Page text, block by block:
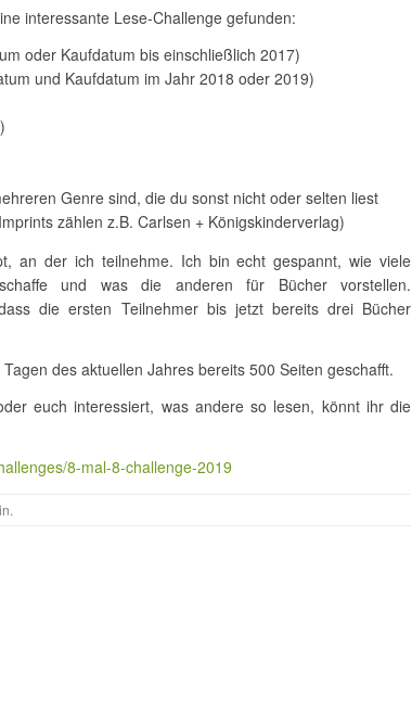
interessante Lese-Challenge gefunden:
oder Kaufdatum bis einschließlich 2017)
und Kaufdatum im Jahr 2018 oder 2019)
Genre sind, die du sonst nicht oder selten liest
zählen z.B. Carlsen + Königskinderverlag)
an der ich teilnehme. Ich bin echt gespannt, wie viele
und was die anderen für Bücher vorstellen.
die ersten Teilnehmer bis jetzt bereits drei Bücher
des aktuellen Jahres bereits 500 Seiten geschafft.
euch interessiert, was andere so lesen, könnt ihr die
8-mal-8-challenge-2019
.